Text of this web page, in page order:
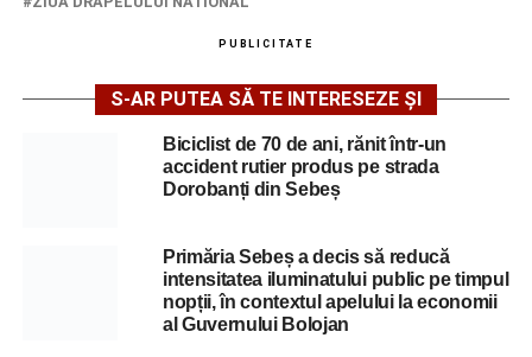
PUBLICITATE
S-AR PUTEA SĂ TE INTERESEZE ȘI
Biciclist de 70 de ani, rănit într-un
accident rutier produs pe strada
Dorobanți din Sebeș
Primăria Sebeș a decis să reducă
intensitatea iluminatului public pe timpul
nopții, în contextul apelului la economii
al Guvernului Bolojan